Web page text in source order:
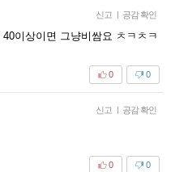
신고 | 공감 확인
이상이면 그냥비쌈요 ㅊㅋㅊㅋ
0
0
신고 | 공감 확인
0
0